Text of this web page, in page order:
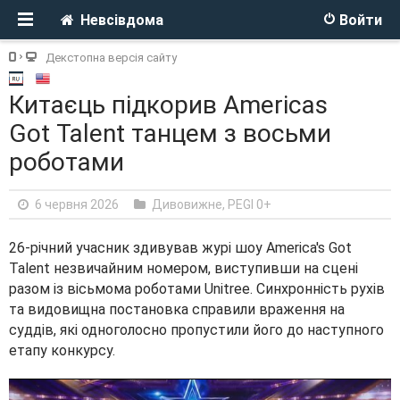
Войти
Невсівдома
Декстопна версія сайту
Китаєць підкорив Americas
Got Talent танцем з восьми
роботами
6 червня 2026 Дивовижне, PEGI 0+
26-річний учасник здивував журі шоу America's Got
Talent незвичайним номером, виступивши на сцені
разом із вісьмома роботами Unitree. Синхронність рухів
та видовищна постановка справили враження на
суддів, які одноголосно пропустили його до наступного
етапу конкурсу.
V